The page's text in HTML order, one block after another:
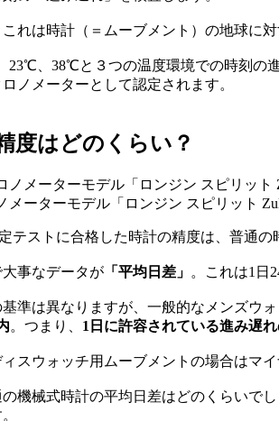
これは時計（＝ムーブメント）の地球に
23℃、38℃と３つの温度環境での時刻の
ノメーターとして認定されます。
度はどのくらい？
ーターモデル「ロンジン スピリット
テストに合格した時計の精度は、普通の
事なデータが 「平均日差」 。これは1日
準は異なりますが、一般的なメンズウ
。つまり、 1日に許容されている進み遅
スウォッチ用ムーブメントの場合はマ
機械式時計の平均日差はどのくらい